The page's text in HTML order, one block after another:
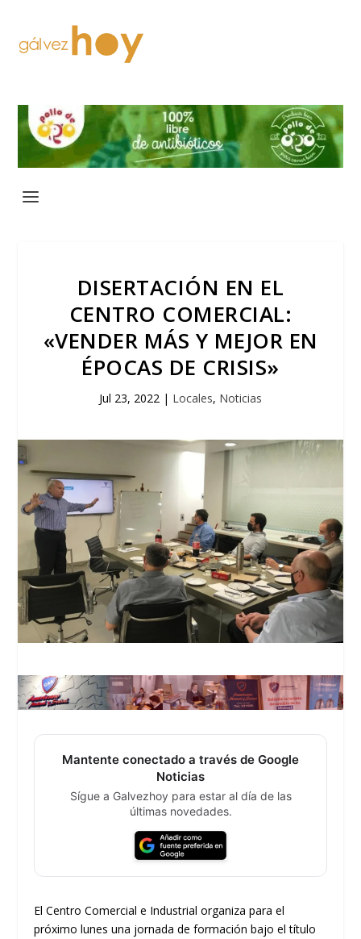
DISERTACIÓN EN EL
CENTRO COMERCIAL:
«VENDER MÁS Y MEJOR EN
ÉPOCAS DE CRISIS»
Jul 23, 2022 | Locales, Noticias
Mantente conectado a través de Google
Noticias
Sígue a Galvezhoy para estar al día de las
últimas novedades.
El Centro Comercial e Industrial organiza para el
próximo lunes una jornada de formación bajo el título